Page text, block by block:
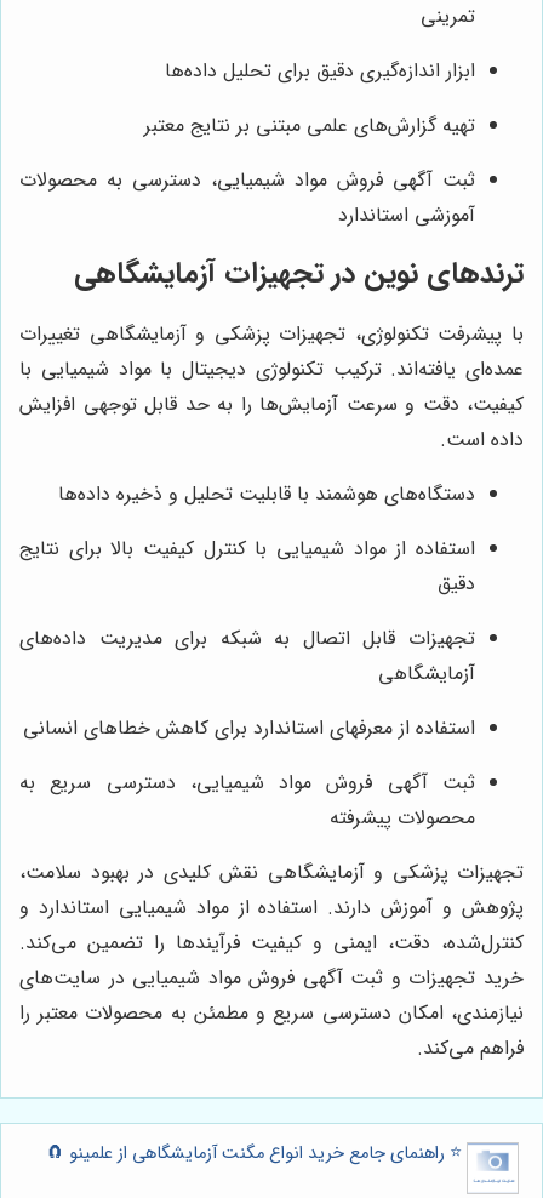
تمرینی
ابزار اندازه‌گیری دقیق برای تحلیل داده‌ها
تهیه گزارش‌های علمی مبتنی بر نتایج معتبر
ثبت آگهی فروش مواد شیمیایی، دسترسی به محصولات
آموزشی استاندارد
ترندهای نوین در تجهیزات آزمایشگاهی
با پیشرفت تکنولوژی، تجهیزات پزشکی و آزمایشگاهی تغییرات
عمده‌ای یافته‌اند. ترکیب تکنولوژی دیجیتال با مواد شیمیایی با
کیفیت، دقت و سرعت آزمایش‌ها را به حد قابل توجهی افزایش
داده است.
دستگاه‌های هوشمند با قابلیت تحلیل و ذخیره داده‌ها
استفاده از مواد شیمیایی با کنترل کیفیت بالا برای نتایج
دقیق
تجهیزات قابل اتصال به شبکه برای مدیریت داده‌های
آزمایشگاهی
استفاده از معرفهای استاندارد برای کاهش خطاهای انسانی
ثبت آگهی فروش مواد شیمیایی، دسترسی سریع به
محصولات پیشرفته
تجهیزات پزشکی و آزمایشگاهی نقش کلیدی در بهبود سلامت،
پژوهش و آموزش دارند. استفاده از مواد شیمیایی استاندارد و
کنترل‌شده، دقت، ایمنی و کیفیت فرآیندها را تضمین می‌کند.
خرید تجهیزات و ثبت آگهی فروش مواد شیمیایی در سایت‌های
نیازمندی، امکان دسترسی سریع و مطمئن به محصولات معتبر را
فراهم می‌کند.
⭐️ راهنمای جامع خرید انواع مگنت آزمایشگاهی از علمینو 🧲